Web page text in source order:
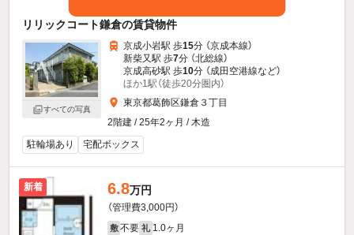
リリックコート鎌倉の賃貸物件
すべての写真
京成小岩駅 歩15分 （京成本線）
新柴又駅 歩7分 （北総線）
京成高砂駅 歩10分 （成田空港線など）
ほか1駅（徒歩20分圏内）
東京都葛飾区鎌倉３丁目
2階建 / 25年2ヶ月 / 木造
駐輪場あり
宅配ボックス
新着 6.8万円
（管理費3,000円）
敷 不要 礼 1.0ヶ月